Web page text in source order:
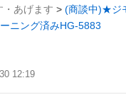
・あげます > (商談中)★ジ
ニング済みHG-5883
12:19